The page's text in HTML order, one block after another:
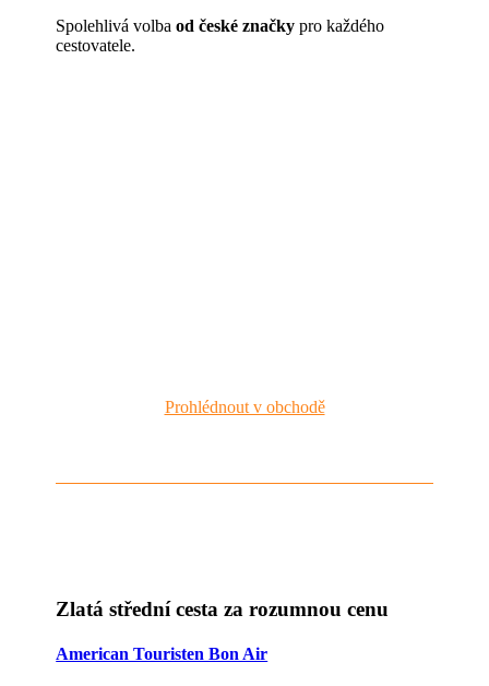
Spolehlivá volbaod české značky pro každého
cestovatele.
Prohlédnout v obchodě
Zlatá střední cesta za rozumnou cenu
American Touristen Bon Air